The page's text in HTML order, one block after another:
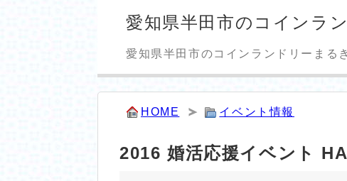
愛知県半田市のコインラ
愛知県半田市のコインランドリーまる
HOME イベント情報
2016 婚活応援イベント